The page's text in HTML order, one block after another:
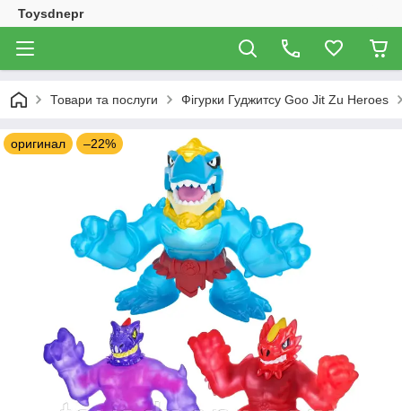
Toysdnepr
Товари та послуги Фігурки Гуджитсу Goo Jit Zu Heroes
оригинал –22%